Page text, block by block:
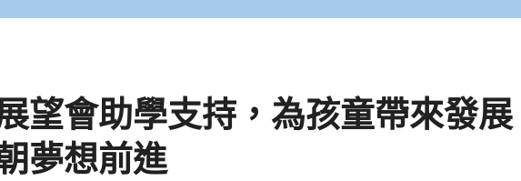
望會助學支持，為孩童帶來發展
夢想前進